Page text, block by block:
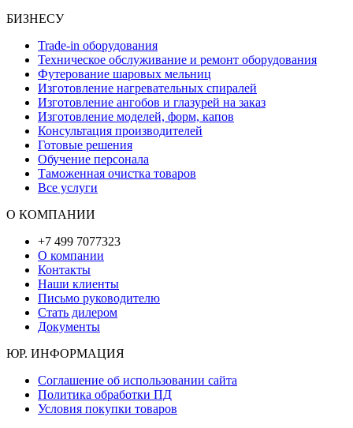
БИЗНЕСУ
Trade-in оборудования
Техническое обслуживание и ремонт оборудования
Футерование шаровых мельниц
Изготовление нагревательных спиралей
Изготовление ангобов и глазурей на заказ
Изготовление моделей, форм, капов
Консультация производителей
Готовые решения
Обучение персонала
Таможенная очистка товаров
Все услуги
О КОМПАНИИ
+7 499 7077323
О компании
Контакты
Наши клиенты
Письмо руководителю
Стать дилером
Документы
ЮР. ИНФОРМАЦИЯ
Соглашение об использовании сайта
Политика обработки ПД
Условия покупки товаров